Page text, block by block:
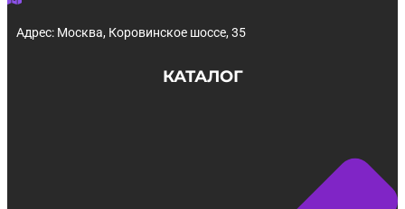
Адрес: Москва, Коровинское шоссе, 35
КАТАЛОГ